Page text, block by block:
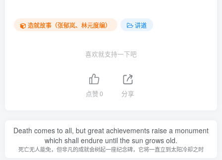
造就故事（张郁岚、林元度编） 讲道
喜欢就支持一下吧
点赞0 分享
Death comes to all, but great achievements raise a monument
which shall endure until the sun grows old.
死亡无人能免，但非凡的成就会树起一座纪念碑，它将一直立到太阳冷却之时